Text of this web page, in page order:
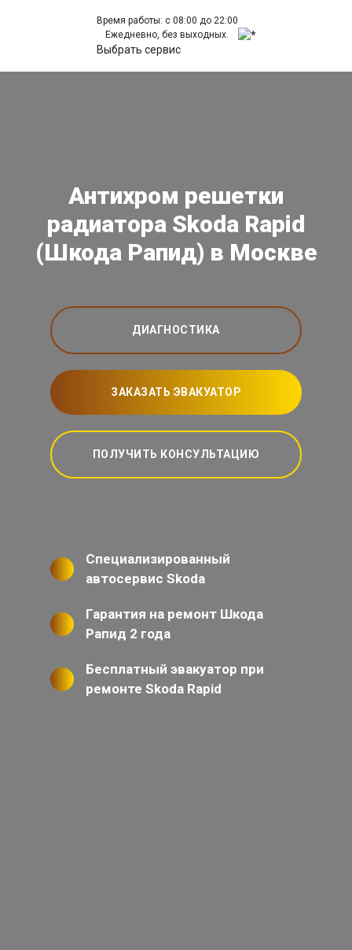
Время работы: с 08:00 до 22:00
Ежедневно, без выходных.
Выбрать сервис
Антихром решетки
радиатора Skoda Rapid
(Шкода Рапид) в Москве
ДИАГНОСТИКА
ЗАКАЗАТЬ ЭВАКУАТОР
ПОЛУЧИТЬ КОНСУЛЬТАЦИЮ
Специализированный
автосервис Skoda
Гарантия на ремонт Шкода
Рапид 2 года
Бесплатный эвакуатор при
ремонте Skoda Rapid